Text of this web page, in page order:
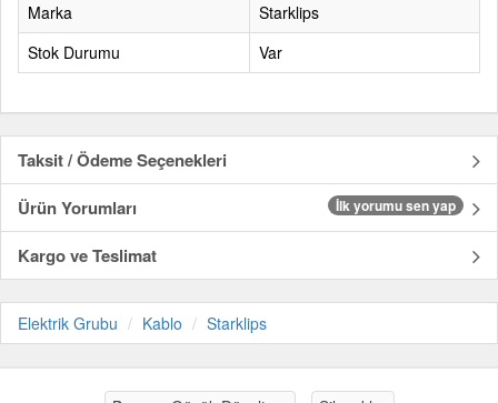
Marka
Starklips
Stok Durumu
Var
Taksit / Ödeme Seçenekleri
Ürün Yorumları
İlk yorumu sen yap
Kargo ve Teslimat
Elektrik Grubu Kablo Starklips